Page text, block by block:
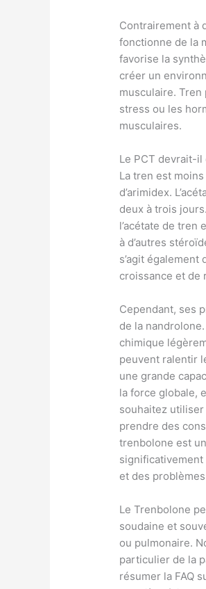
Contrairement à
fonctionne de la
favorise la
créer un
musculaire. Tren
stress ou les
musculaires.
Le PCT devrait-
La tren est
d’arimidex.
deux à trois
l’acétate de tren
à d’autres
s’agit
croissance et de
Cependant, ses
de la
chimique
peuvent ralentir
une grande
la force globale,
souhaitez
prendre des
trenbolone est
et des
Le Trenbolone
soudaine et
ou pulmonaire.
particulier de la
résumer la FAQ